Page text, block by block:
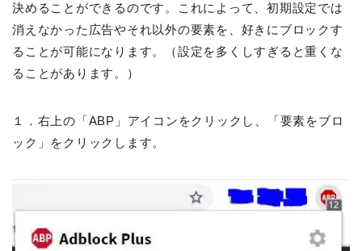
決めることができるのです。これによって、初期設定では
消えなかった広告やそれ以外の要素を、好きにブロックす
ることが可能になります。（設定を多くしすぎると重くな
ることがあります。）
１．右上の「ABP」アイコンをクリックし、「要素をブロ
ック」をクリックします。